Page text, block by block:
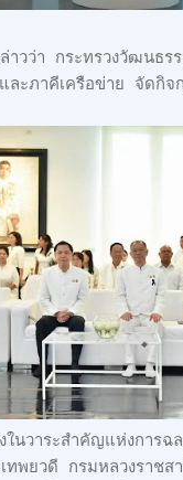
วว่า กระทรวงวัฒนธ
ะภาคีเครือข่าย จัดกิจ
ในวาระสำคัญแห่งกา
ทพยวดี กรมหลวงรา